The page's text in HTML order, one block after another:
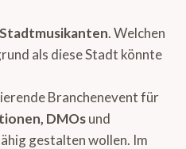
. Welchen
als diese Stadt könnte
Branchenevent für
DMOsund
gestalten wollen. Im